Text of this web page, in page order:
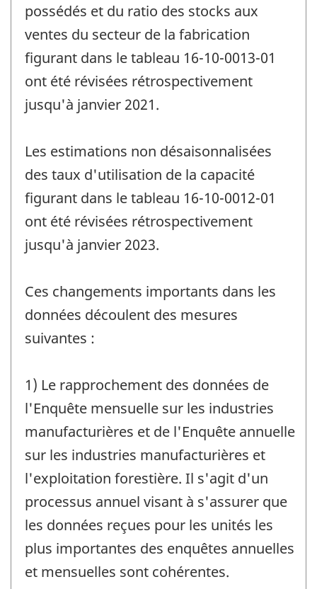
possédés et du ratio des stocks aux
ventes du secteur de la fabrication
figurant dans le tableau 16-10-0013-01
ont été révisées rétrospectivement
jusqu'à janvier 2021.
Les estimations non désaisonnalisées
des taux d'utilisation de la capacité
figurant dans le tableau 16-10-0012-01
ont été révisées rétrospectivement
jusqu'à janvier 2023.
Ces changements importants dans les
données découlent des mesures
suivantes :
1) Le rapprochement des données de
l'Enquête mensuelle sur les industries
manufacturières et de l'Enquête annuelle
sur les industries manufacturières et
l'exploitation forestière. Il s'agit d'un
processus annuel visant à s'assurer que
les données reçues pour les unités les
plus importantes des enquêtes annuelles
et mensuelles sont cohérentes.